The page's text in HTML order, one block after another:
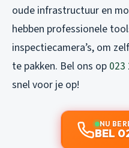
oude infrastructuur en
hebben professionele
inspectiecamera’s, om
te pakken. Bel ons op 023
snel voor je op!
NU
BEL